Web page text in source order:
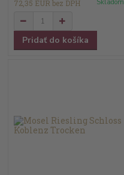
72,35 EUR bez DPH Skladom
Pridať do košíka